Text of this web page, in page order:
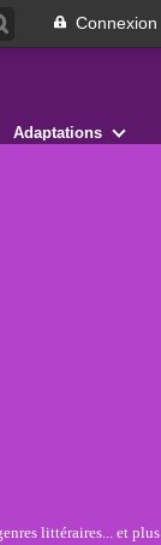
Connexion
Adaptations
littéraires... et plus